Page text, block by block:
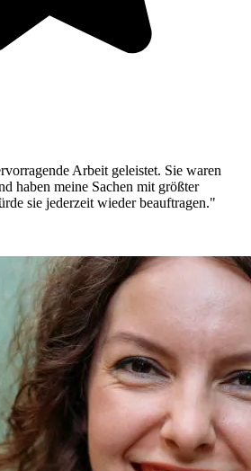
Arbeit geleistet. Sie waren
haben meine Sachen mit größter
sie jederzeit wieder beauftragen."